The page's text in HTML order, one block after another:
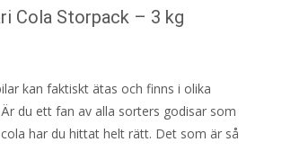
Cola Storpack – 3 kg
kan faktiskt ätas och finns i olika
du ett fan av alla sorters godisar som
har du hittat helt rätt. Det som är så